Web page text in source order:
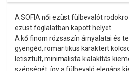
A SOFIA női ezüst fülbevalót
ezüst foglalatban kapott helyet.
A kő finom rózsaszín árnyalatai és
gyengéd, romantikus karaktert
letisztult, minimalista kialakítás
szépségét, így a fülbevaló elegáns